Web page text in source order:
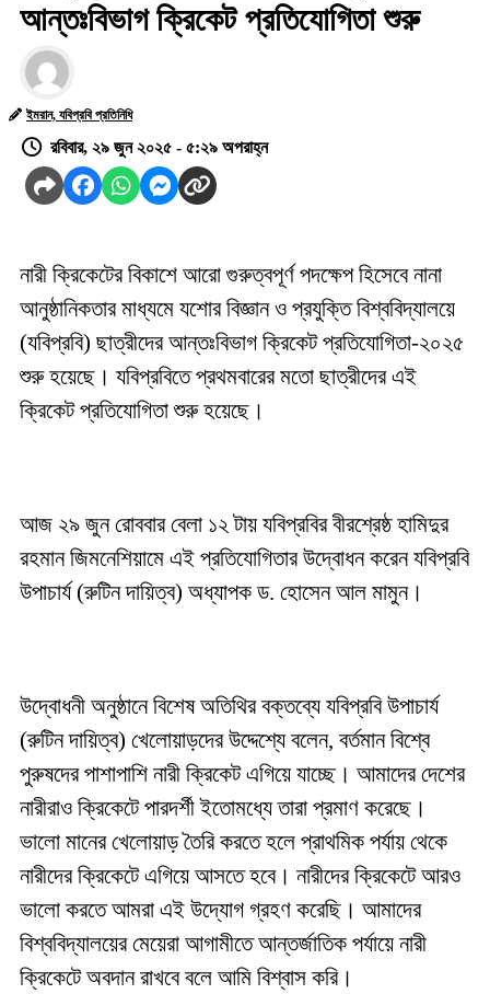
আন্তঃবিভাগ ক্রিকেট প্রতিযোগিতা শুরু
ইমরান, যবিপ্রবি প্রতিনিধি
রবিবার, ২৯ জুন ২০২৫ - ৫:২৯ অপরাহ্ন
নারী ক্রিকেটের বিকাশে আরো গুরুত্বপূর্ণ পদক্ষেপ হিসেবে নানা
আনুষ্ঠানিকতার মাধ্যমে যশোর বিজ্ঞান ও প্রযুক্তি বিশ্ববিদ্যালয়ে
(যবিপ্রবি) ছাত্রীদের আন্তঃবিভাগ ক্রিকেট প্রতিযোগিতা-২০২৫
শুরু হয়েছে। যবিপ্রবিতে প্রথমবারের মতো ছাত্রীদের এই
ক্রিকেট প্রতিযোগিতা শুরু হয়েছে।
আজ ২৯ জুন রোববার বেলা ১২ টায় যবিপ্রবির বীরশ্রেষ্ঠ হামিদুর
রহমান জিমনেশিয়ামে এই প্রতিযোগিতার উদ্বোধন করেন যবিপ্রবি
উপাচার্য (রুটিন দায়িত্ব) অধ্যাপক ড. হোসেন আল মামুন।
উদ্বোধনী অনুষ্ঠানে বিশেষ অতিথির বক্তব্যে যবিপ্রবি উপাচার্য
(রুটিন দায়িত্ব) খেলোয়াড়দের উদ্দেশ্যে বলেন, বর্তমান বিশ্বে
পুরুষদের পাশাপাশি নারী ক্রিকেট এগিয়ে যাচ্ছে। আমাদের দেশের
নারীরাও ক্রিকেটে পারদর্শী ইতোমধ্যে তারা প্রমাণ করেছে।
ভালো মানের খেলোয়াড় তৈরি করতে হলে প্রাথমিক পর্যায় থেকে
নারীদের ক্রিকেটে এগিয়ে আসতে হবে। নারীদের ক্রিকেটে আরও
ভালো করতে আমরা এই উদ্যোগ গ্রহণ করেছি। আমাদের
বিশ্ববিদ্যালয়ের মেয়েরা আগামীতে আন্তর্জাতিক পর্যায়ে নারী
ক্রিকেটে অবদান রাখবে বলে আমি বিশ্বাস করি।